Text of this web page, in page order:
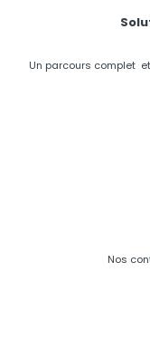
Un parcours complet
Nos